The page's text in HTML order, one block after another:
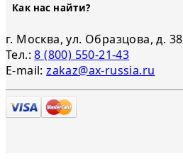
Как нас найти?
г. Москва, ул. Образцова, д. 38
Тел.:8 (800) 550-21-43
E-mail:zakaz@ax-russia.ru